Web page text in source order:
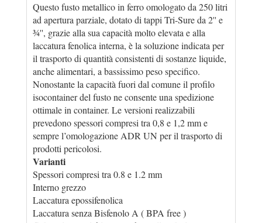
Questo fusto metallico in ferro omologato da 250 litri
ad apertura parziale, dotato di tappi Tri-Sure da 2'' e
¾'', grazie alla sua capacità molto elevata e alla
laccatura fenolica interna, è la soluzione indicata per
il trasporto di quantità consistenti di sostanze liquide,
anche alimentari, a bassissimo peso specifico.
Nonostante la capacità fuori dal comune il profilo
isocontainer del fusto ne consente una spedizione
ottimale in container. Le versioni realizzabili
prevedono spessori compresi tra 0,8 e 1,2 mm e
sempre l’omologazione ADR UN per il trasporto di
prodotti pericolosi.
Varianti
Spessori compresi tra 0.8 e 1.2 mm
Interno grezzo
Laccatura epossifenolica
Laccatura senza Bisfenolo A ( BPA free )